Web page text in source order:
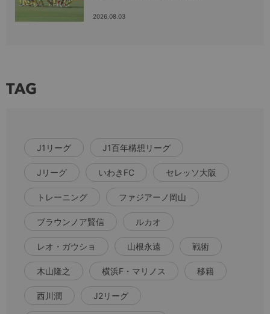
2026.08.03
TAG
J1リーグ J1百年構想リーグ
Jリーグ いわきFC セレッソ大阪
トレーニング ファジアーノ岡山
ブラウンノア賢信 ルカオ
レオ・ガウショ 山根永遠 戦術
木山隆之 横浜F・マリノス 移籍
西川潤 J2リーグ